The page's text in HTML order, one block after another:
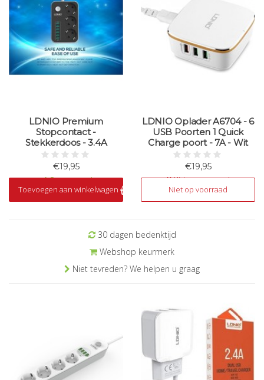
LDNIO Premium
Stopcontact -
Stekkerdoos - 3.4A
€19,95
Op voorraad
Toevoegen aan winkelwagen
LDNIO Oplader A6704 - 6
USB Poorten 1 Quick
Charge poort - 7A - Wit
€19,95
Niet op voorraad
Niet op voorraad
30 dagen bedenktijd
Webshop keurmerk
Niet tevreden? We helpen u graag